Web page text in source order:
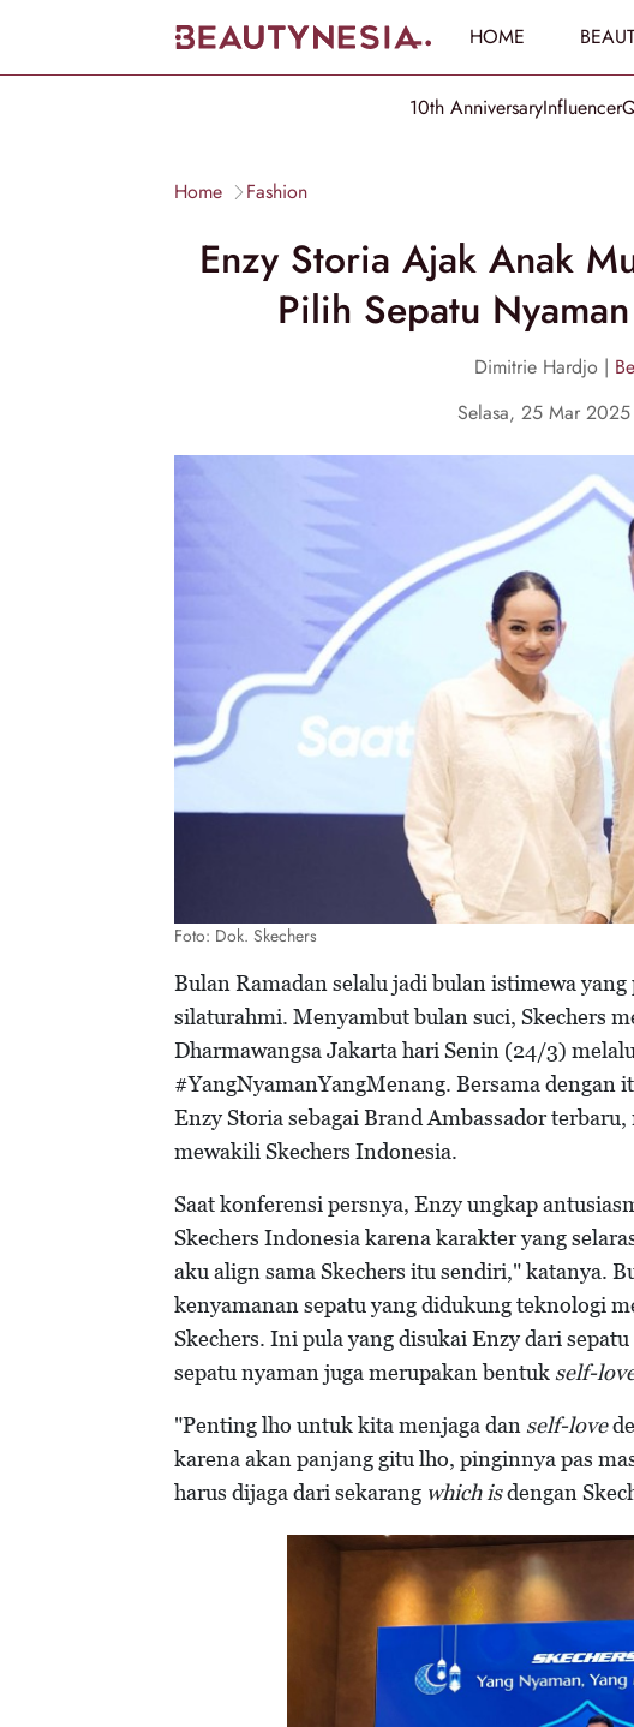
HOME
10th AnniversaryInfluencer
Home Fashion
Enzy Storia Ajak Anak
Pilih Sepatu
Dimitrie Hardjo |
Selasa, 25 Mar
Foto: Dok. Skechers
Bulan Ramadan selalu jadi bulan istimewa
silaturahmi. Menyambut bulan suci, Skechers
Dharmawangsa Jakarta hari Senin (24/3)
#YangNyamanYangMenang. Bersama dengan
Enzy Storia sebagai Brand Ambassador
mewakili Skechers Indonesia.
Saat konferensi persnya, Enzy ungkap
Skechers Indonesia karena karakter yang
aku align sama Skechers itu sendiri," katanya.
kenyamanan sepatu yang didukung teknologi
Skechers. Ini pula yang disukai Enzy dari
sepatu nyaman juga merupakan bentukself-
"Penting lho untuk kita menjaga danself-love
karena akan panjang gitu lho, pinginnya pas
harus dijaga dari sekarang which isdengan